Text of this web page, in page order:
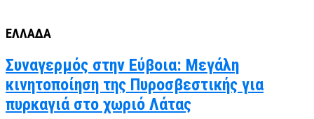
ΕΛΛΑΔΑ
Συναγερμός στην Εύβοια: Μεγάλη
κινητοποίηση της Πυροσβεστικής για
πυρκαγιά στο χωριό Λάτας